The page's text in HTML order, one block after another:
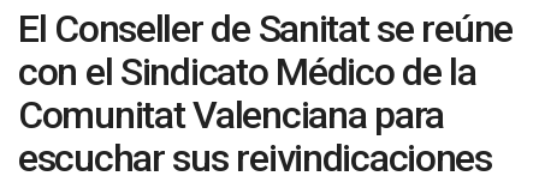
El Conseller de Sanitat se reúne
con el Sindicato Médico de la
Comunitat Valenciana para
escuchar sus reivindicaciones